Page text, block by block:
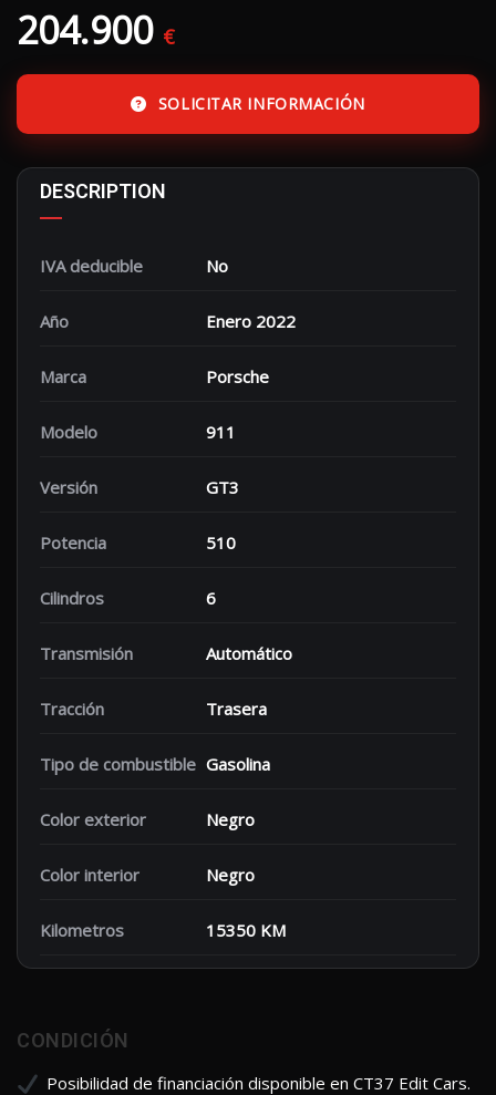
204.900 €
SOLICITAR INFORMACIÓN
DESCRIPTION
IVA deducible No
Año Enero 2022
Marca Porsche
Modelo 911
Versión GT3
Potencia 510
Cilindros 6
Transmisión Automático
Tracción Trasera
Tipo de combustible Gasolina
Color exterior Negro
Color interior Negro
Kilometros 15350 KM
CONDICIÓN
Posibilidad de financiación disponible en CT37 Edit Cars.